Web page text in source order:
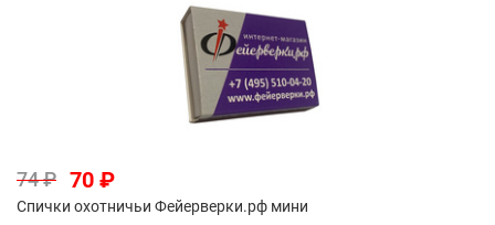
74 ₽ 70 ₽
Спички охотничьи Фейерверки.рф мини